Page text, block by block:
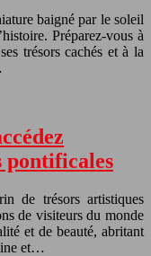
baigné par le soleil
Préparez-vous à
trésors cachés et à la
pontificales
de trésors artistiques
de visiteurs du monde
et de beauté, abritant
et…